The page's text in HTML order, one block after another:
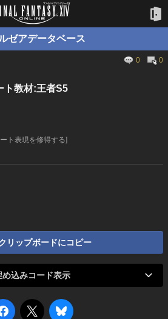
ゼアデータベース
0
0
ト教材:王者S5
ト表現を修得する]
リップボードにコピー
め込みコード表示